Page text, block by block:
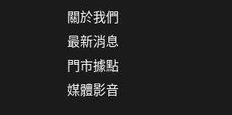
關於我們
最新消息
門市據點
媒體影音